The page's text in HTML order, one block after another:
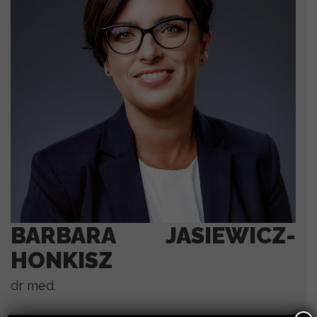
BARBARA JASIEWICZ-
HONKISZ
dr med.